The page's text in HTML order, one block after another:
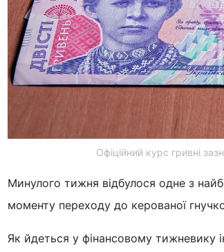
Офіційний курс гривні
Минулого тижня відбулося одне з
моменту переходу до керованої
Як йдеться у фінансовому тижневику